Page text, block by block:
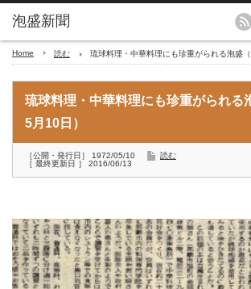
Home 読む 琉球料理・中華料理にも珍重がられる泡盛
琉球料理・中華料理にも珍重がられる
5月10日）
［公開・発行日］ 1972/05/10
［ 最終更新日 ］ 2016/06/13
読む